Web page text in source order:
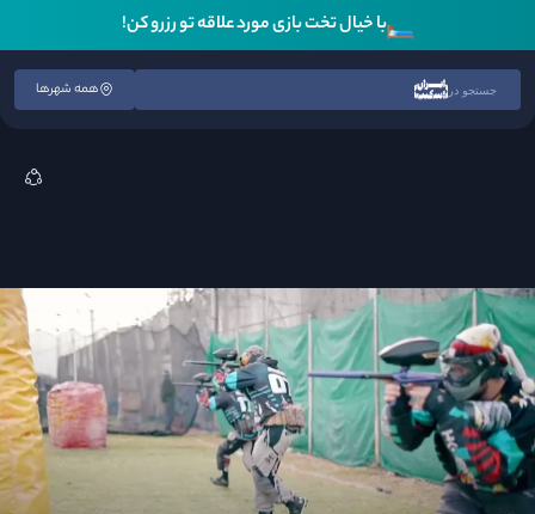
🛏️با خیال تخت بازی مورد علاقه تو رزرو کن!
جستجو در همه شهرها